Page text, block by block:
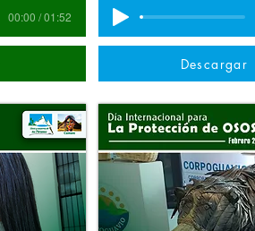
00:00 / 01:52
Descargar